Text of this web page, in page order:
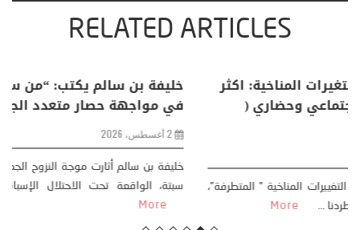
RELATED ARTICLES
منذر بالضيافي يكتب حول: التغيرات المناخية: اكثر
من ظاهرة طبيعية .. تحول اجتماعي وحضاري (
كتب: منذر بالضيافي بدأت قصتي مع التغييرات المناخية ” المتطرفة”،
منذ نهاية ثمانينات القرن الماضي، حين أطردنا ...